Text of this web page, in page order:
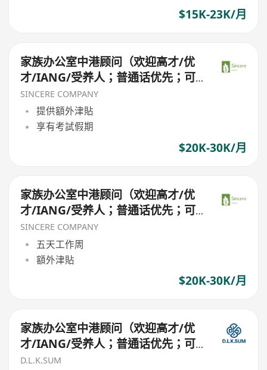
$15K-23K/月
家族办公室中港顾问（欢迎高才/优
才/IANG/受养人；普通话优先；可
转正/续签）
SINCERE COMPANY
提供額外津貼
享有考試假期
$20K-30K/月
家族办公室中港顾问（欢迎高才/优
才/IANG/受养人；普通话优先；可
转正/续签）
SINCERE COMPANY
五天工作周
額外津貼
$20K-30K/月
家族办公室中港顾问（欢迎高才/优
才/IANG/受养人；普通话优先；可
转正/续签）
D.L.K.SUM